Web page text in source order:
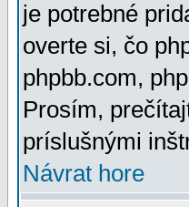
je potrebné
overte si, čo
phpbb.com,
Prosím,
príslušnými
Návrat hore